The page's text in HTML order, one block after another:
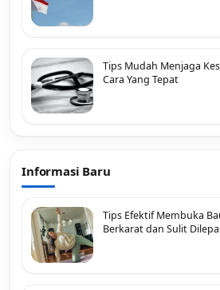
Tips Mudah Menjaga
Cara Yang Tepat
Informasi Baru
Tips Efektif Membuka
Berkarat dan Sulit